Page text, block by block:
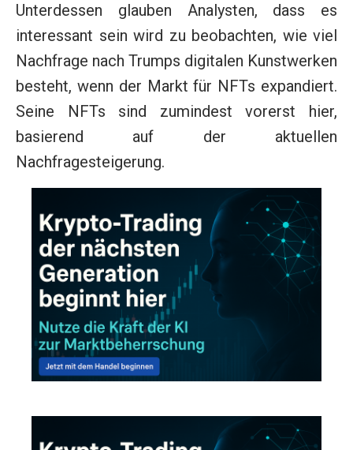
Unterdessen glauben Analysten, dass es
interessant sein wird zu beobachten, wie viel
Nachfrage nach Trumps digitalen Kunstwerken
besteht, wenn der Markt für NFTs expandiert.
Seine NFTs sind zumindest vorerst hier,
basierend auf der aktuellen
Nachfragesteigerung.